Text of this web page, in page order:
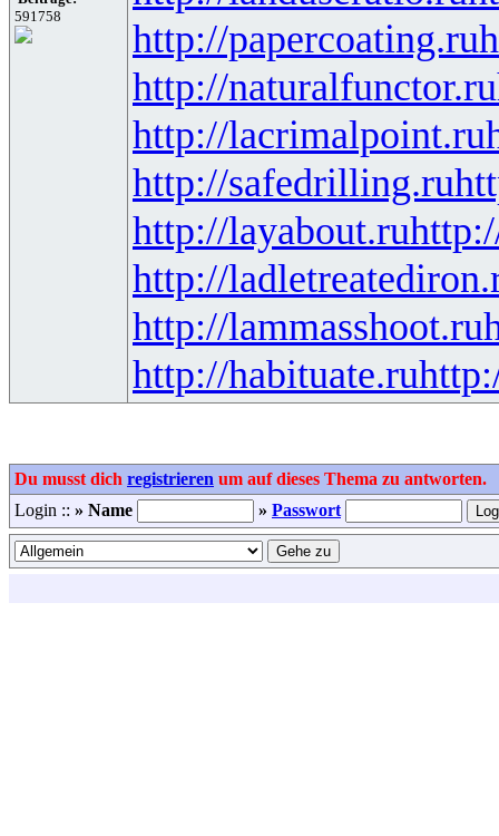
591758
http://papercoating.ru
http://naturalfunctor.ru
http://lacrimalpoint.ru
http://safedrilling.ru
http://layabout.ru
http://
http://lammasshoot.ru
http://habituate.ru
Du musst dich registrieren um auf dieses Thema zu antworten.
Login :: » Name » Passwort